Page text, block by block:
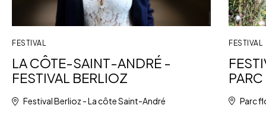
FESTIVAL
LA CÔTE-SAINT-ANDRÉ -
FESTIVAL BERLIOZ
Festival Berlioz - La côte Saint-André
FESTIVAL
Parc